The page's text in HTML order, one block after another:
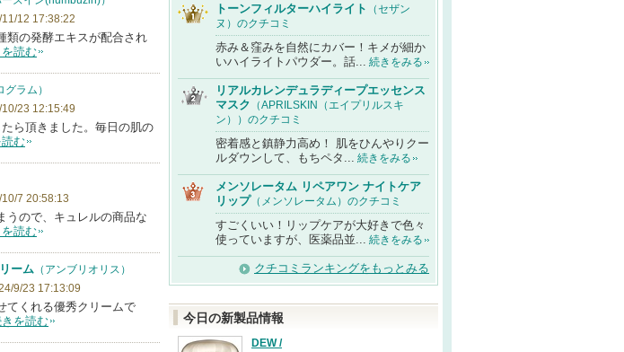
12 17:38:22
類の発酵エキスが配合され
読む
グラム）
23 12:15:49
ら頂きました。毎日の肌の
む
7 20:58:13
うので、キュレルの商品な
読む
ーム （アンブリオリス）
9/23 17:13:09
てくれる優秀クリームで
を読む
トーンフィルターハイライト
（セザン
ヌ）のクチコミ
赤み＆窪みを自然にカバー！キメが細か
いハイライトパウダー。話... 続きをみる
リアルカレンデュラディープエッセンス
マスク （APRILSKIN（エイプリルスキ
ン））のクチコミ
密着感と鎮静力高め！ 肌をひんやりクー
ルダウンして、もちペタ... 続きをみる
メンソレータム リペアワン ナイトケア
リップ（メンソレータム）のクチコミ
すごくいい！リップケアが大好きで色々
使っていますが、医薬品並... 続きをみる
クチコミランキングをもっとみる
今日の新製品情報
DEW /